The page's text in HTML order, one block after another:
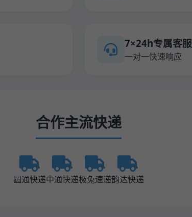
7×24h专属客服
一对一快速响应
合作主流快递
圆通快递中通快递极兔速递韵达快递